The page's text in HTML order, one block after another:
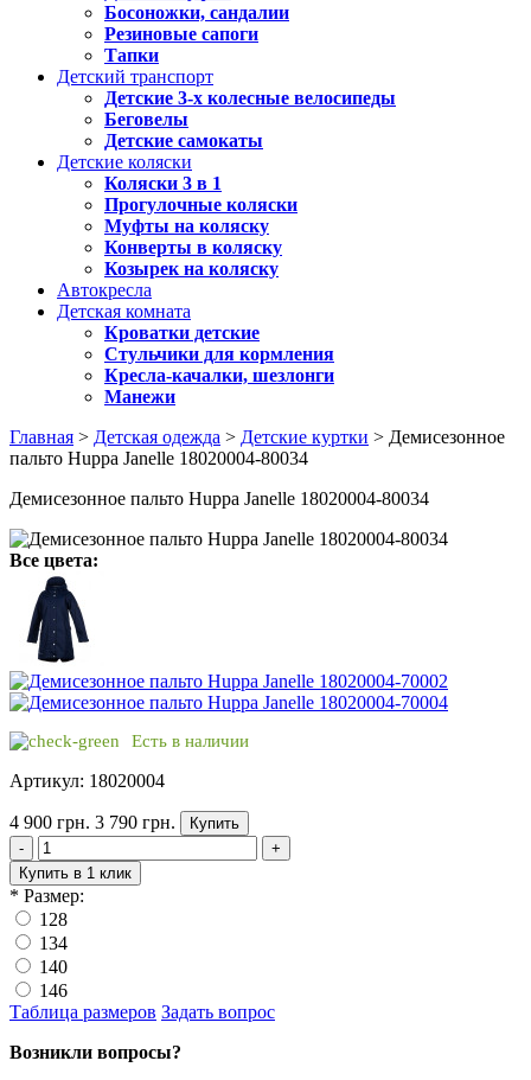
Босоножки, сандалии
Резиновые сапоги
Тапки
Детский транспорт
Детские 3-х колесные велосипеды
Беговелы
Детские самокаты
Детские коляски
Коляски 3 в 1
Прогулочные коляски
Муфты на коляску
Конверты в коляску
Козырек на коляску
Автокресла
Детская комната
Кроватки детские
Стульчики для кормления
Кресла-качалки, шезлонги
Манежи
Главная > Детская одежда > Детские куртки > Демисезонное
пальто Huppa Janelle 18020004-80034
Демисезонное пальто Huppa Janelle 18020004-80034
Все цвета:
Есть в наличии
Артикул: 18020004
4 900 грн. 3 790 грн.
Купить
-
+
Купить в 1 клик
* Размер:
128
134
140
146
Таблица размеров Задать вопрос
Возникли вопросы?